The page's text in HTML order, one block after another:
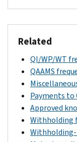
Related
QI/WP/WT
QAAMS
Payments
Approved
Withholding